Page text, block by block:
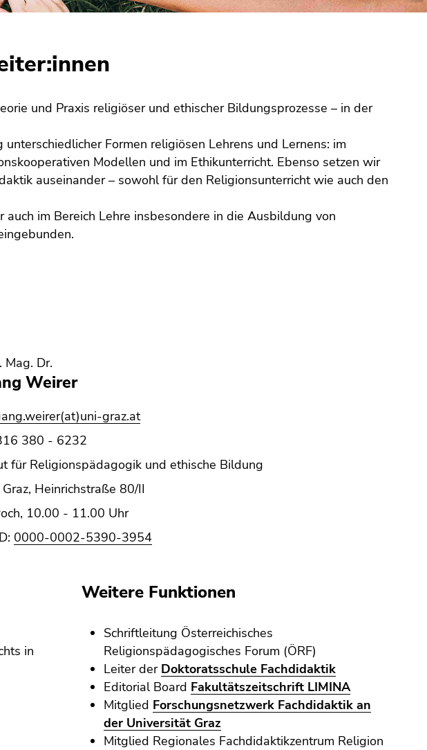
und Praxis religiöser und ethischer Bildungsprozesse – in der
Formen religiösen Lehrens und Lernens: im
Modellen und im Ethikunterricht. Ebenso setzen wir
auseinander – sowohl für den Religionsunterricht wie auch den
im Bereich Lehre insbesondere in die Ausbildung von
Mag. Dr.
Weirer
graz.at
380 - 6232
für Religionspädagogik und ethische Bildung
Heinrichstraße 80/II
10.00 - 11.00 Uhr
0000-0002-5390-3954
in
Weitere Funktionen
Schriftleitung Österreichisches
Religionspädagogisches Forum (ÖRF)
Leiter der Doktoratsschule Fachdidaktik
Editorial Board Fakultätszeitschrift LIMINA
Mitglied Forschungsnetzwerk Fachdidaktik an
der Universität Graz
Mitglied Regionales Fachdidaktikzentrum Religion